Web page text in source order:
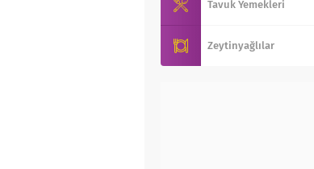
Tavuk Yemekleri
Zeytinyağlılar